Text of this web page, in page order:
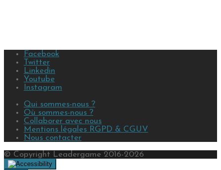
Facebook
Twitter
Linkedin
Youtube
Instagram
Qui sommes-nous ?
Où sommes-nous ?
Collaborer avec nous
Mentions légales RGPD & CGUV
Nous contacter
© Copyright Leadergame 2016-2026